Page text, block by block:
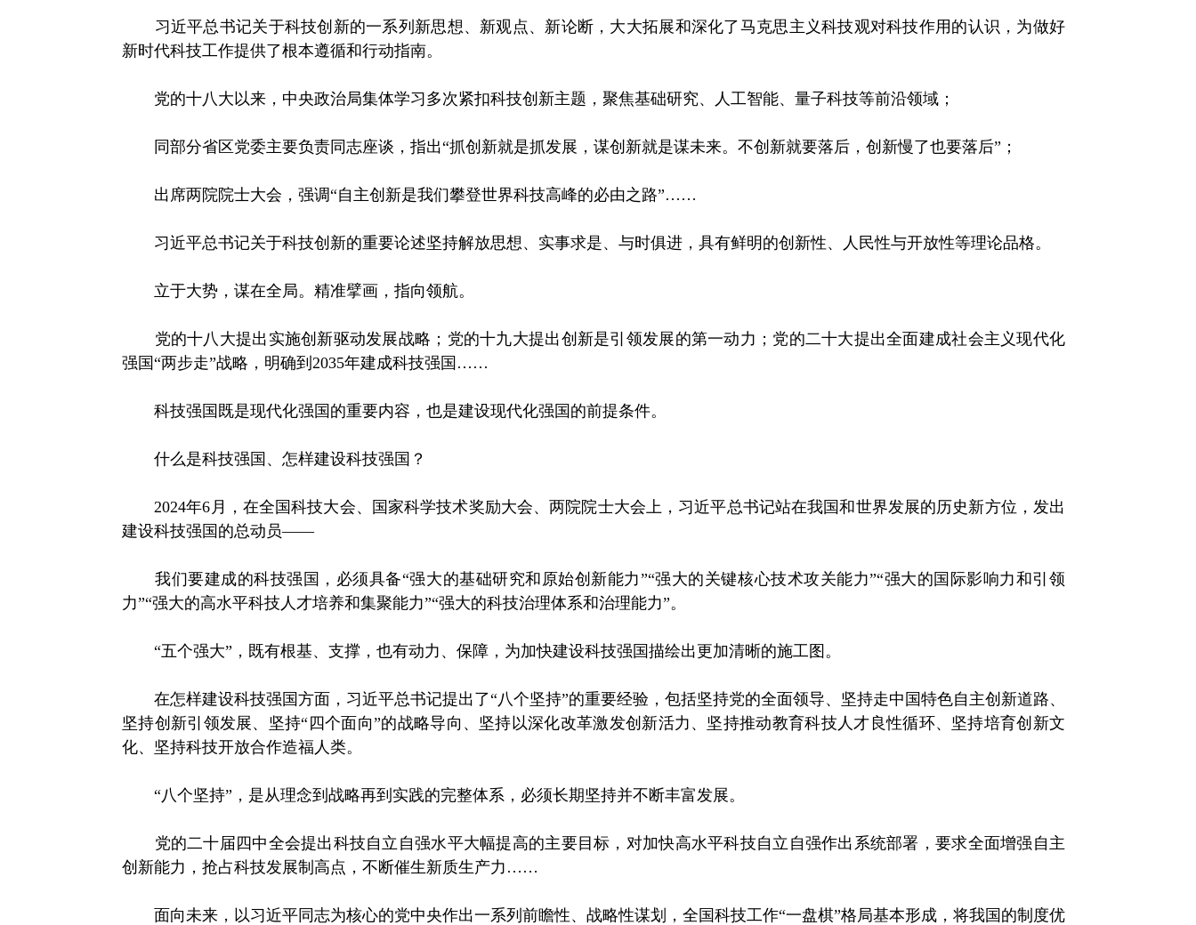
习近平总书记关于科技创新的一系列新思想、新观点、新论断，大大拓展和深化了马克思主义科技观对科技作用的认识，为做好
新时代科技工作提供了根本遵循和行动指南。
党的十八大以来，中央政治局集体学习多次紧扣科技创新主题，聚焦基础研究、人工智能、量子科技等前沿领域；
同部分省区党委主要负责同志座谈，指出“抓创新就是抓发展，谋创新就是谋未来。不创新就要落后，创新慢了也要落后”；
出席两院院士大会，强调“自主创新是我们攀登世界科技高峰的必由之路”……
习近平总书记关于科技创新的重要论述坚持解放思想、实事求是、与时俱进，具有鲜明的创新性、人民性与开放性等理论品格。
立于大势，谋在全局。精准擘画，指向领航。
党的十八大提出实施创新驱动发展战略；党的十九大提出创新是引领发展的第一动力；党的二十大提出全面建成社会主义现代化
强国“两步走”战略，明确到2035年建成科技强国……
科技强国既是现代化强国的重要内容，也是建设现代化强国的前提条件。
什么是科技强国、怎样建设科技强国？
2024年6月，在全国科技大会、国家科学技术奖励大会、两院院士大会上，习近平总书记站在我国和世界发展的历史新方位，发出
建设科技强国的总动员——
我们要建成的科技强国，必须具备“强大的基础研究和原始创新能力”“强大的关键核心技术攻关能力”“强大的国际影响力和引领
力”“强大的高水平科技人才培养和集聚能力”“强大的科技治理体系和治理能力”。
“五个强大”，既有根基、支撑，也有动力、保障，为加快建设科技强国描绘出更加清晰的施工图。
在怎样建设科技强国方面，习近平总书记提出了“八个坚持”的重要经验，包括坚持党的全面领导、坚持走中国特色自主创新道路、
坚持创新引领发展、坚持“四个面向”的战略导向、坚持以深化改革激发创新活力、坚持推动教育科技人才良性循环、坚持培育创新文
化、坚持科技开放合作造福人类。
“八个坚持”，是从理念到战略再到实践的完整体系，必须长期坚持并不断丰富发展。
党的二十届四中全会提出科技自立自强水平大幅提高的主要目标，对加快高水平科技自立自强作出系统部署，要求全面增强自主
创新能力，抢占科技发展制高点，不断催生新质生产力……
面向未来，以习近平同志为核心的党中央作出一系列前瞻性、战略性谋划，全国科技工作“一盘棋”格局基本形成，将我国的制度优